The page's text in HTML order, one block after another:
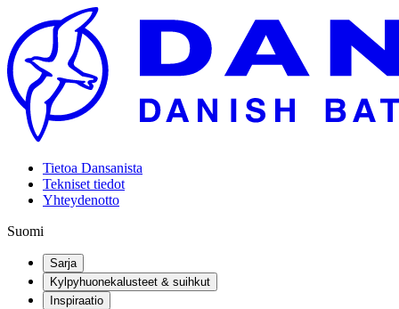
Tietoa Dansanista
Tekniset tiedot
Yhteydenotto
Suomi
Sarja
Kylpyhuonekalusteet & suihkut
Inspiraatio